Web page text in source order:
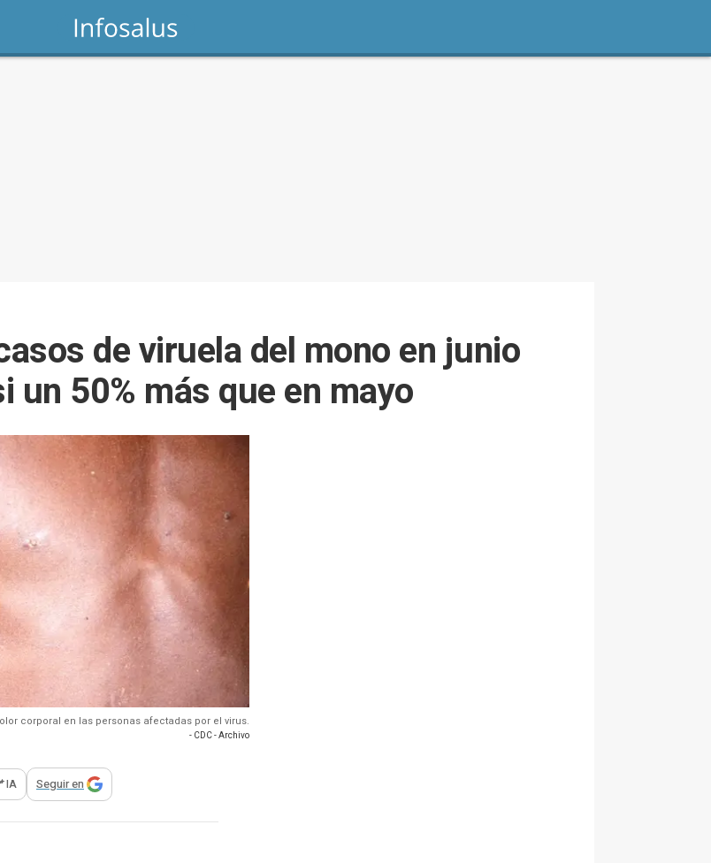
de viruela del mono en junio
un 50% más que en mayo
corporal en las personas afectadas por el virus.
- CDC - Archivo
para compartir
IA Seguir en